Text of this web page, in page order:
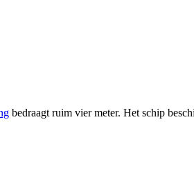
bedraagt ruim vier meter. Het schip